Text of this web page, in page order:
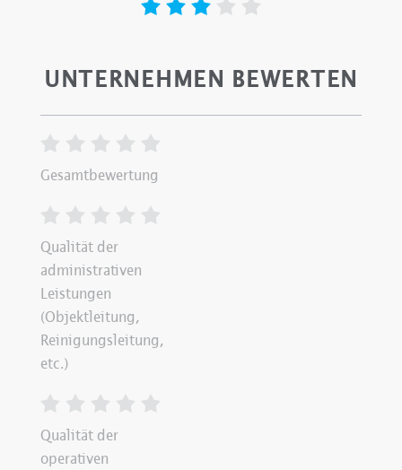
UNTERNEHMEN BEWERTEN
Gesamtbewertung
Qualität der
administrativen
Leistungen
(Objektleitung,
Reinigungsleitung,
etc.)
Qualität der
operativen